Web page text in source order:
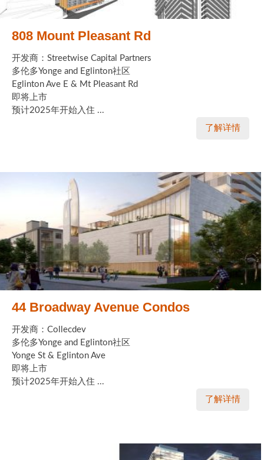
808 Mount Pleasant Rd
开发商：Streetwise Capital Partners
多伦多Yonge and Eglinton社区
Eglinton Ave E & Mt Pleasant Rd
即将上市
预计2025年开始入住 ...
了解详情
44 Broadway Avenue Condos
开发商：Collecdev
多伦多Yonge and Eglinton社区
Yonge St & Eglinton Ave
即将上市
预计2025年开始入住 ...
了解详情